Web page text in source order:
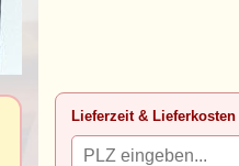
Lieferzeit &